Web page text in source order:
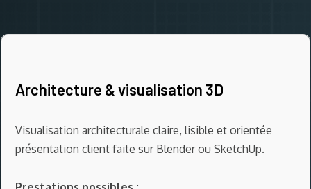
Architecture & visualisation 3D
Visualisation architecturale claire, lisible et orientée
présentation client faite sur Blender ou SketchUp.